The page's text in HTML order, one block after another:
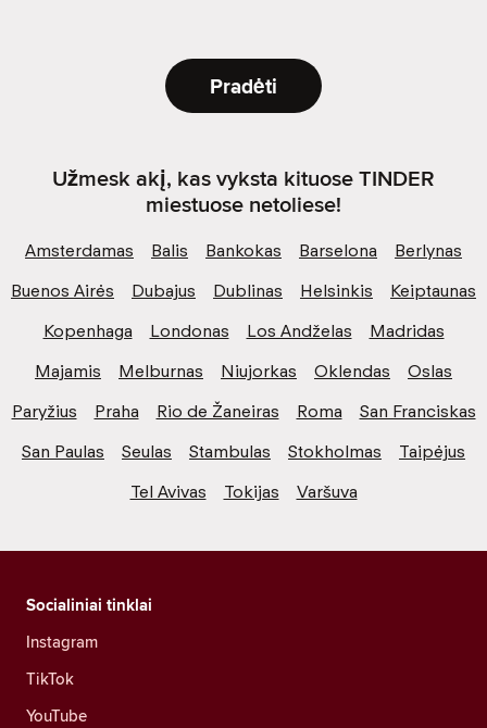
Pradėti
Užmesk akį, kas vyksta kituose TINDER
miestuose netoliese!
Amsterdamas Balis Bankokas Barselona
Berlynas
Buenos Airės
Dubajus Dublinas Helsinkis
Keiptaunas
Kopenhaga
Londonas Los Andželas
Madridas
Majamis
Melburnas Niujorkas Oklendas
Oslas
Paryžius
Praha Rio de Žaneiras Roma
San Franciskas
San Paulas
Seulas Stambulas Stokholmas
Taipėjus
Tel Avivas
Tokijas Varšuva
Socialiniai tinklai
Instagram
TikTok
YouTube